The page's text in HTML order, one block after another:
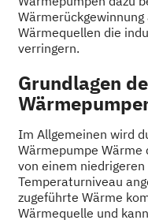
Wärmequellen die
verringern.
Grundlagen
Im Allgemeinen wird
Wärmepumpe Wärme
von einem
Temperaturniveau
zugeführte Wärme
Wärmequelle und